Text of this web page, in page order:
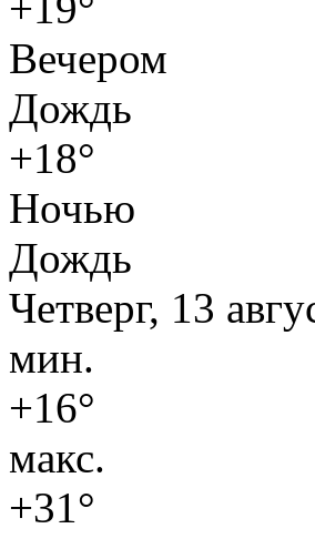
Вечером
Дождь
+18°
Ночью
Дождь
Четверг, 13
мин.
+16°
макс.
+31°